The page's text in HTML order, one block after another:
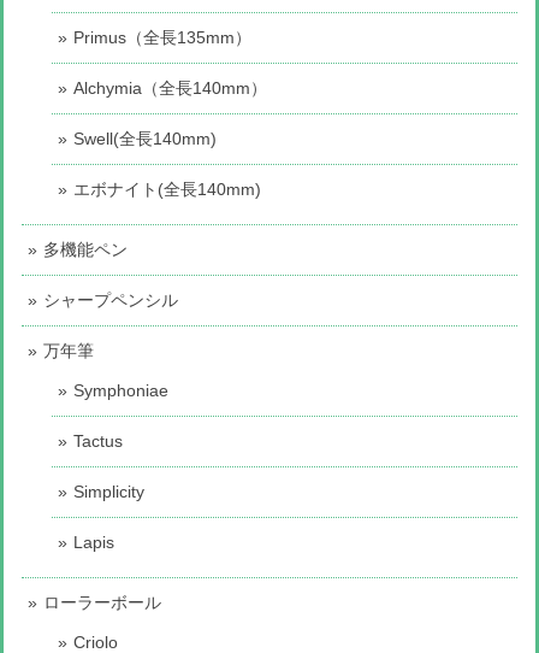
Primus（全長135mm）
Alchymia（全長140mm）
Swell(全長140mm)
エボナイト(全長140mm)
多機能ペン
シャープペンシル
万年筆
Symphoniae
Tactus
Simplicity
Lapis
ローラーボール
Criolo